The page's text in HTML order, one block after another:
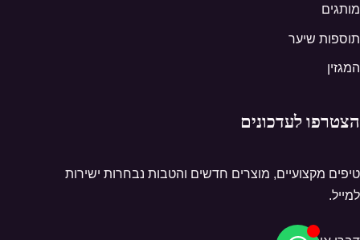
מותגים
תוספות שיער
המגזין
הצטרפו לעדכונים
טיפים מקצועיים, מוצרים חדשים והטבות נבחרות ישירות
למייל.